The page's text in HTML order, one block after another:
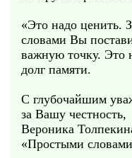
«Это надо ценить.
словами Вы
важную точку. Это
долг памяти.
С глубочайшим
за Вашу честность,
Вероника
«Простыми